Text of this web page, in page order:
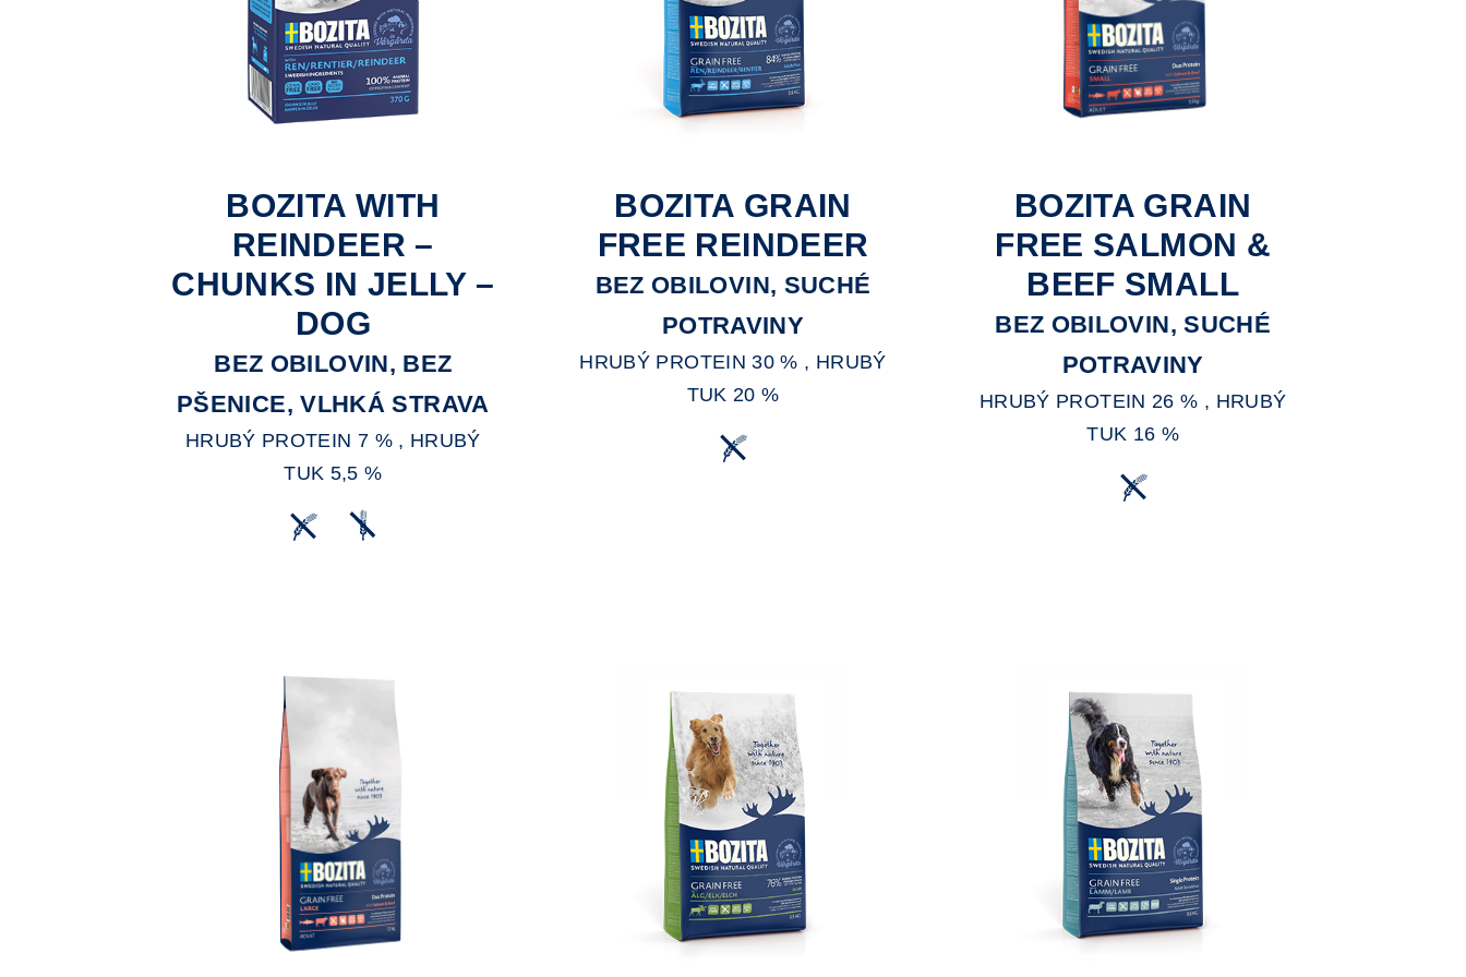
BOZITA WITH
REINDEER –
CHUNKS IN JELLY –
DOG
BEZ OBILOVIN, BEZ
PŠENICE, VLHKÁ STRAVA
HRUBÝ PROTEIN 7 % , HRUBÝ
TUK 5,5 %
BOZITA GRAIN
FREE REINDEER
BEZ OBILOVIN, SUCHÉ
POTRAVINY
HRUBÝ PROTEIN 30 % , HRUBÝ
TUK 20 %
BOZITA GRAIN
FREE SALMON &
BEEF SMALL
BEZ OBILOVIN, SUCHÉ
POTRAVINY
HRUBÝ PROTEIN 26 % , HRUBÝ
TUK 16 %